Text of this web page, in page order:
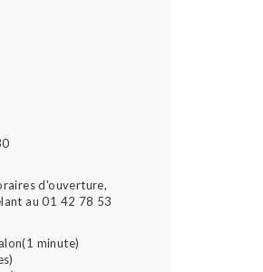
d'ouverture,
au 01 42 78 53
minute)